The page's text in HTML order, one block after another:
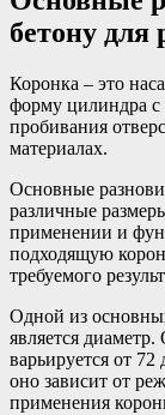
бетону для
Коронка – это
форму цилиндра с
пробивания
материалах.
Основные
различные
применении и
подходящую
требуемого
Одной из
является
варьируется от 72
оно зависит от
применения